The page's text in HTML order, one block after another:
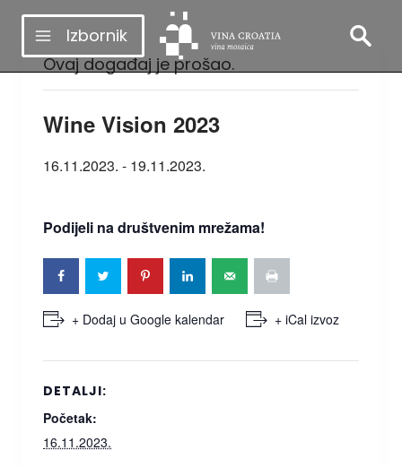
Skip
content
Izbornik
Ovaj događaj je prošao.
Wine Vision 2023
16.11.2023. - 19.11.2023.
Podijeli na društvenim mrežama!
+ Dodaj u Google kalendar + iCal izvoz
DETALJI:
Početak:
16.11.2023.